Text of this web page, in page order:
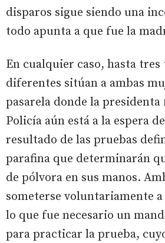
disparos sigue siendo una
todo apunta a que fue la
En cualquier caso, hasta tres
diferentes sitúan a ambas
pasarela donde la
Policía aún está a la espera
resultado de las pruebas
parafina que determinarán
de pólvora en sus manos.
someterse voluntariamente
lo que fue necesario un
para practicar la prueba,